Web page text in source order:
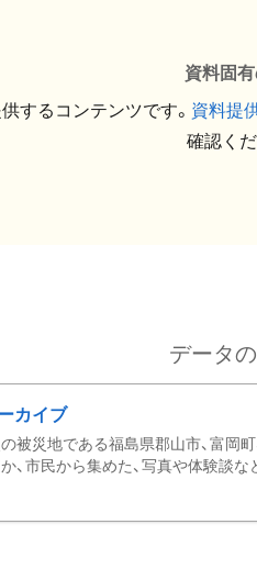
資料固
するコンテンツです。 資料提
確認くだ
データ
カイブ
被災地である福島県郡山市、富岡
、市民から集めた、写真や体験談な